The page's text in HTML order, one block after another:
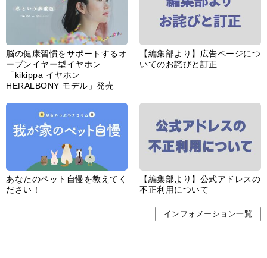
脳の健康習慣をサポートするオ
ープンイヤー型イヤホン
「kikippa イヤホン
HERALBONY モデル」発売
【編集部より】広告ページにつ
いてのお詫びと訂正
あなたのペット自慢を教えてく
ださい！
【編集部より】公式アドレスの
不正利用について
インフォメーション一覧